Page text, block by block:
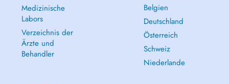
Medizinische
Labors
Verzeichnis der
Ärzte und
Behandler
Belgien
Deutschland
Österreich
Schweiz
Niederlande